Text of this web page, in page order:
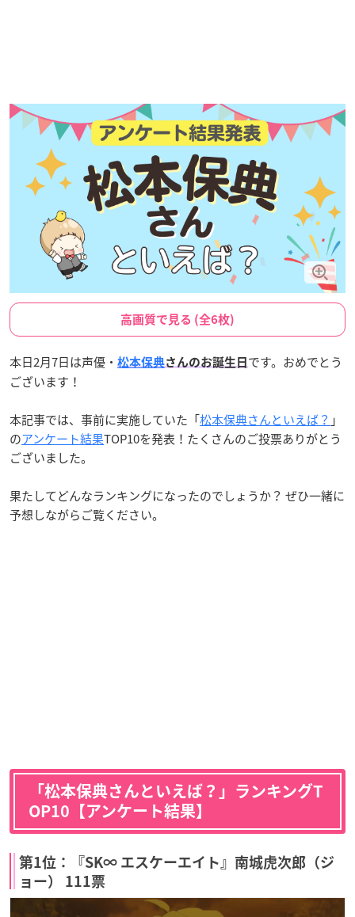
高画質で見る (全6枚)
本日2月7日は声優・ 松本保典さんのお誕生日 です。おめでとう
ございます！
本記事では、事前に実施していた「松本保典さんといえば？ 」
のアンケート結果TOP10を発表！たくさんのご投票ありがとう
ございました。
果たしてどんなランキングになったのでしょうか？ ぜひ一緒に
予想しながらご覧ください。
「松本保典さんといえば？」ランキングT
OP10【アンケート結果】
第1位：『SK∞ エスケーエイト』南城虎次郎（ジ
ョー） 111票